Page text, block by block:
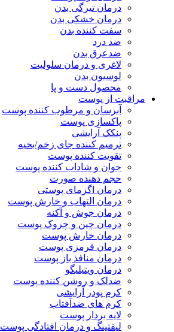
درمان تیرگی بدن
درمان خشکی بدن
سفت کننده بدن
ضد درد
ضدعرق بدن
لاغری و درمان سلولیت
لوسیون بدن
محصول دست و پا
مراقبت از پوست
آبرسان و مرطوب کننده پوست
پاکسازی پوست
پنکک آرایشی
ترمیم کننده جای زخم/بخیه
تقویت کننده پوست
جوان و شاداب کننده پوست
حجم دهنده صورت
درمان اگزمای پوستی
درمان التهاب و خارش پوست
درمان جوش و آکنه
درمان چین و چروک پوست
درمان خارش پوست
درمان قرمزی پوست
درمان منافذ باز پوست
درمان ویتیلیگو
ضدلک و روشن کننده پوست
کرم پودر آرایشی
کرم های ضدآفتاب
لایه بردار پوست
لیفتینگ و درمان افتادگی پوست